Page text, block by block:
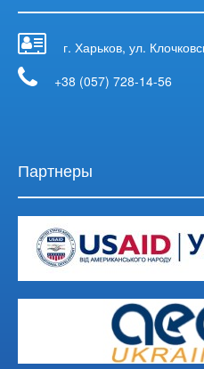
г. Харьков, ул.
+38 (057) 728-14-56
Партнеры